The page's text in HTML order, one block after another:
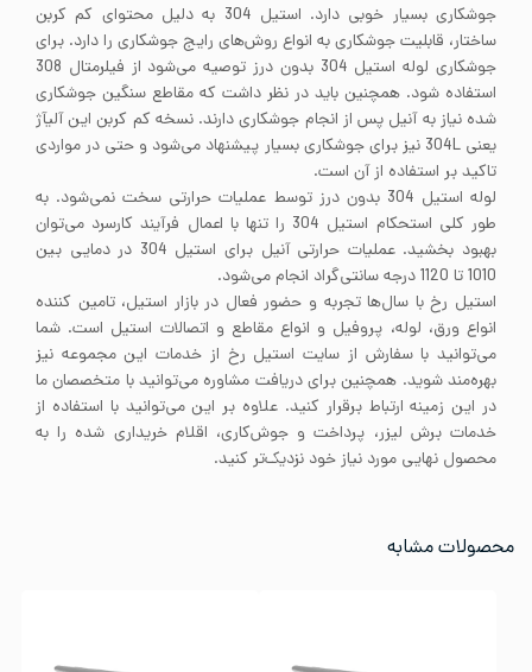
جوشکاری بسیار خوبی دارد. استیل 304 به دلیل محتوای کم کربن
ساختار، قابلیت جوشکاری به انواع روش‌های رایج جوشکاری را دارد. برای
جوشکاری لوله استیل 304 بدون درز توصیه می‌شود از فیلرمتال 308
استفاده شود. همچنین باید در نظر داشت که مقاطع سنگین جوشکاری
شده نیاز به آنیل پس از انجام جوشکاری دارند. نسخه کم کربن این آلیآژ
یعنی 304L نیز برای جوشکاری بسیار پیشنهاد می‌شود و حتی در مواردی
تاکید بر استفاده از آن است.
لوله استیل 304 بدون درز توسط عملیات حرارتی سخت نمی‌شود. به
طور کلی استحکام استیل 304 را تنها با اعمال فرآیند کارسرد می‌توان
بهبود بخشید. عملیات حرارتی آنیل برای استیل 304 در دمایی بین
1010 تا 1120 درجه سانتی‌گراد انجام می‌شود.
استیل رخ با سال‌ها تجربه و حضور فعال در بازار استیل، تامین کننده
انواع ورق، لوله، پروفیل و انواع مقاطع و اتصالات استیل است. شما
می‌توانید با سفارش از سایت استیل رخ از خدمات این مجموعه نیز
بهره‌مند شوید. همچنین برای دریافت مشاوره می‌توانید با متخصصان ما
در این زمینه ارتباط برقرار کنید. علاوه بر این می‌توانید با استفاده از
خدمات برش لیزر، پرداخت و جوش‌کاری، اقلام خریداری شده را به
محصول نهایی مورد نیاز خود نزدیک‌تر کنید.
محصولات مشابه